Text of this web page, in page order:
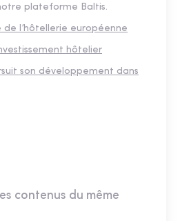
plateforme Baltis.
de l’hôtellerie européenne
hôtelier
son développement dans
contenus du même